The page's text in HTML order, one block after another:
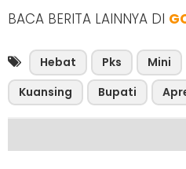
BACA BERITA LAINNYA DI
Hebat Pks Mini
Kuansing
Bupati